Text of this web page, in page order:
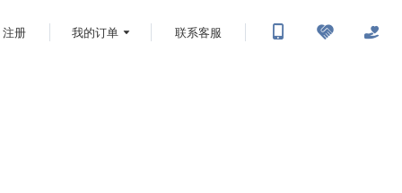
注册 我的订单 联系客服